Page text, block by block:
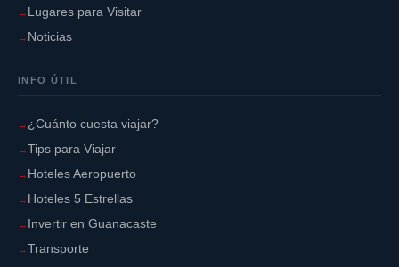
Lugares para Visitar
Noticias
INFO ÚTIL
¿Cuánto cuesta viajar?
Tips para Viajar
Hoteles Aeropuerto
Hoteles 5 Estrellas
Invertir en Guanacaste
Transporte